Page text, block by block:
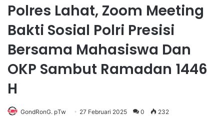
Polres Lahat, Zoom Meeting
Bakti Sosial Polri Presisi
Bersama Mahasiswa Dan
OKP Sambut Ramadan 1446
H
GondRonG. pTw 27 Februari 2025 0 232